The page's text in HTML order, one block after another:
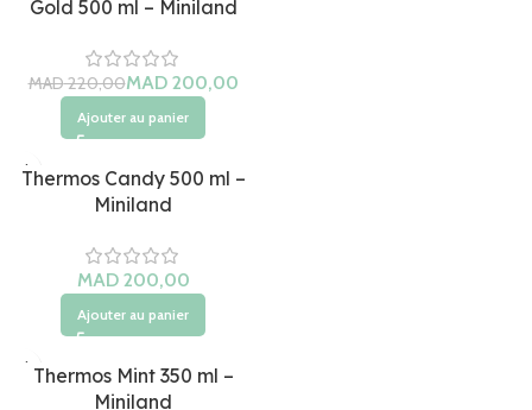
Gold 500 ml – Miniland
MAD MAD
Ajouter au panier
Thermos Candy 500 ml –
Miniland
Ajouter au panier
Thermos Mint 350 ml –
Miniland